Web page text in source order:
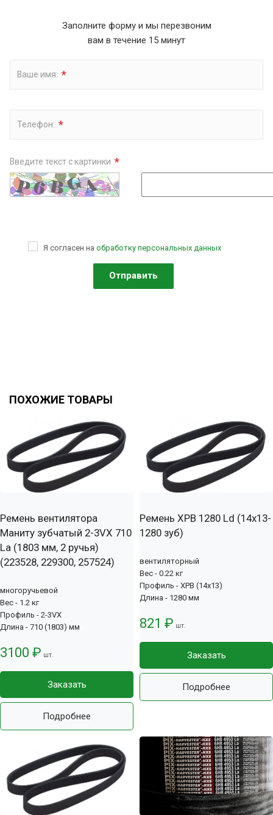
Заполните форму и мы перезвоним
вам в течение 15 минут
Ваше имя: *
Телефон: *
Введите текст с картинки *
Я согласен на обработку персональных данных
ПОХОЖИЕ ТОВАРЫ
Ремень вентилятора
Маниту зубчатый 2-3VX 710
La (1803 мм, 2 ручья)
(223528, 229300, 257524)
многоручьевой
Вес - 1.2 кг
Профиль - 2-3VX
Длина - 710 (1803) мм
3100 ₽ шт.
Заказать
Подробнее
Ремень XPB 1280 Ld (14х13-
1280 зуб)
вентиляторный
Вес - 0.22 кг
Профиль - XPB (14x13)
Длина - 1280 мм
821 ₽ шт.
Заказать
Подробнее